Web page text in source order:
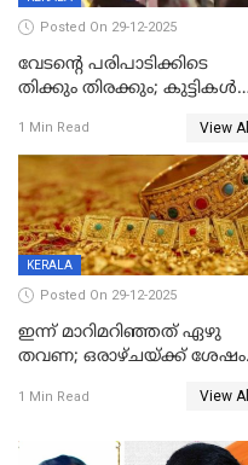
Posted On 29-12-2025
വേടന്റെ പരിപാടിക്കിടെ
തിക്കും തിരക്കും; കുട്ടികള്‍
പരിക്ക്; പാളം മറികടന്ന
യുവാവ് ട്രെയിന്‍ തട്ടി മരിച്ചു
1 Min Read View All
KERALA
Posted On 29-12-2025
ഇന്ന് മാറിമറിഞ്ഞത് ഏഴു
തവണ; ഒരാഴ്ചയ്ക്ക് ശേഷം
1 Min Read View All